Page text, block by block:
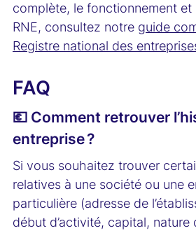
complète, le fonctionnement
RNE, consultez notre guide
Registre national des
FAQ
💶 Comment retrouver
entreprise ?
Si vous souhaitez trouver
relatives à une société ou une
particulière (adresse de
début d’activité, capital, nature